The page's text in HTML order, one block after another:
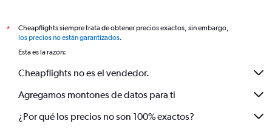
*
Cheapflights siempre trata de obtener precios exactos, sin embargo,
los precios no están garantizados.
Esta es la razón:
Cheapflights no es el vendedor.
Agregamos montones de datos para ti
¿Por qué los precios no son 100% exactos?